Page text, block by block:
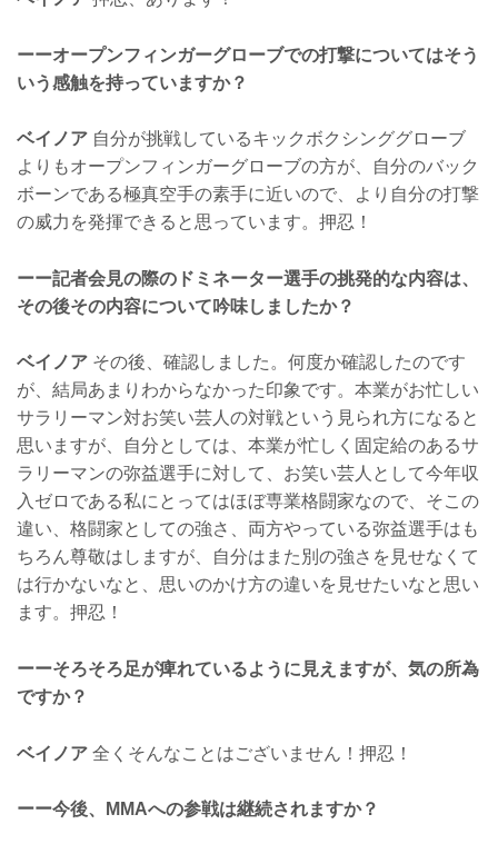
ーーオープンフィンガーグローブでの打撃についてはそう
いう感触を持っていますか？
ベイノア 自分が挑戦しているキックボクシンググローブ
よりもオープンフィンガーグローブの方が、自分のバック
ボーンである極真空手の素手に近いので、より自分の打撃
の威力を発揮できると思っています。押忍！
ーー記者会見の際のドミネーター選手の挑発的な内容は、
その後その内容について吟味しましたか？
ベイノア その後、確認しました。何度か確認したのです
が、結局あまりわからなかった印象です。本業がお忙しい
サラリーマン対お笑い芸人の対戦という見られ方になると
思いますが、自分としては、本業が忙しく固定給のあるサ
ラリーマンの弥益選手に対して、お笑い芸人として今年収
入ゼロである私にとってはほぼ専業格闘家なので、そこの
違い、格闘家としての強さ、両方やっている弥益選手はも
ちろん尊敬はしますが、自分はまた別の強さを見せなくて
は行かないなと、思いのかけ方の違いを見せたいなと思い
ます。押忍！
ーーそろそろ足が痺れているように見えますが、気の所為
ですか？
ベイノア 全くそんなことはございません！押忍！
ーー今後、MMAへの参戦は継続されますか？